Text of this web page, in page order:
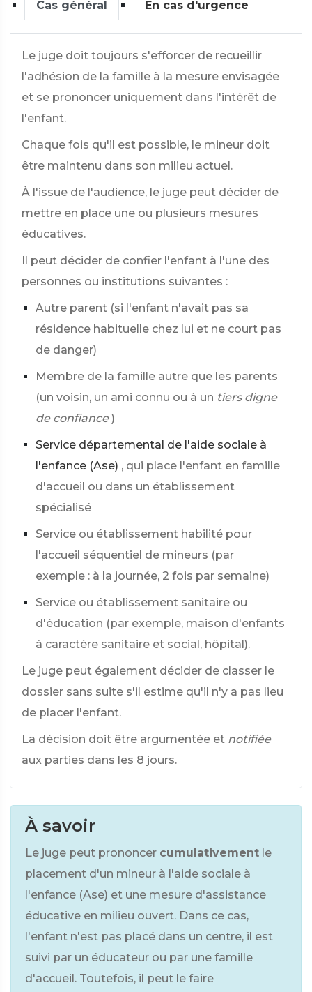
Cas général En cas d'urgence
Le juge doit toujours s'efforcer de recueillir
l'adhésion de la famille à la mesure envisagée
et se prononcer uniquement dans l'intérêt de
l'enfant.
Chaque fois qu'il est possible, le mineur doit
être maintenu dans son milieu actuel.
À l'issue de l'audience, le juge peut décider de
mettre en place une ou plusieurs mesures
éducatives.
Il peut décider de confier l'enfant à l'une des
personnes ou institutions suivantes :
Autre parent (si l'enfant n'avait pas sa
résidence habituelle chez lui et ne court pas
de danger)
Membre de la famille autre que les parents
(un voisin, un ami connu ou à un tiers digne
de confiance )
Service départemental de l'aide sociale à
l'enfance (Ase) , qui place l'enfant en famille
d'accueil ou dans un établissement
spécialisé
Service ou établissement habilité pour
l'accueil séquentiel de mineurs (par
exemple : à la journée, 2 fois par semaine)
Service ou établissement sanitaire ou
d'éducation (par exemple, maison d'enfants
à caractère sanitaire et social, hôpital).
Le juge peut également décider de classer le
dossier sans suite s'il estime qu'il n'y a pas lieu
de placer l'enfant.
La décision doit être argumentée et notifiée
aux parties dans les 8 jours.
À savoir
Le juge peut prononcer cumulativement le
placement d'un mineur à l'aide sociale à
l'enfance (Ase) et une mesure d'assistance
éducative en milieu ouvert. Dans ce cas,
l'enfant n'est pas placé dans un centre, il est
suivi par un éducateur ou par une famille
d'accueil. Toutefois, il peut le faire